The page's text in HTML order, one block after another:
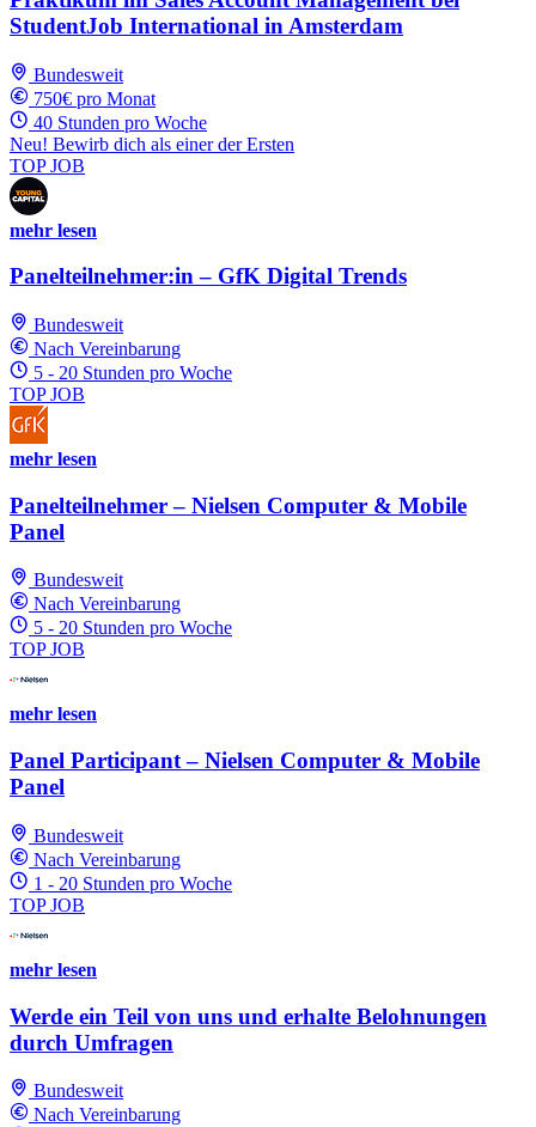
StudentJob International in Amsterdam
Bundesweit
750€ pro Monat
40 Stunden pro Woche
Neu! Bewirb dich als einer der Ersten
TOP JOB
mehr lesen
Panelteilnehmer:in – GfK Digital Trends
Bundesweit
Nach Vereinbarung
5 - 20 Stunden pro Woche
TOP JOB
mehr lesen
Panelteilnehmer – Nielsen Computer & Mobile
Panel
Bundesweit
Nach Vereinbarung
5 - 20 Stunden pro Woche
TOP JOB
mehr lesen
Panel Participant – Nielsen Computer & Mobile
Panel
Bundesweit
Nach Vereinbarung
1 - 20 Stunden pro Woche
TOP JOB
mehr lesen
Werde ein Teil von uns und erhalte Belohnungen
durch Umfragen
Bundesweit
Nach Vereinbarung